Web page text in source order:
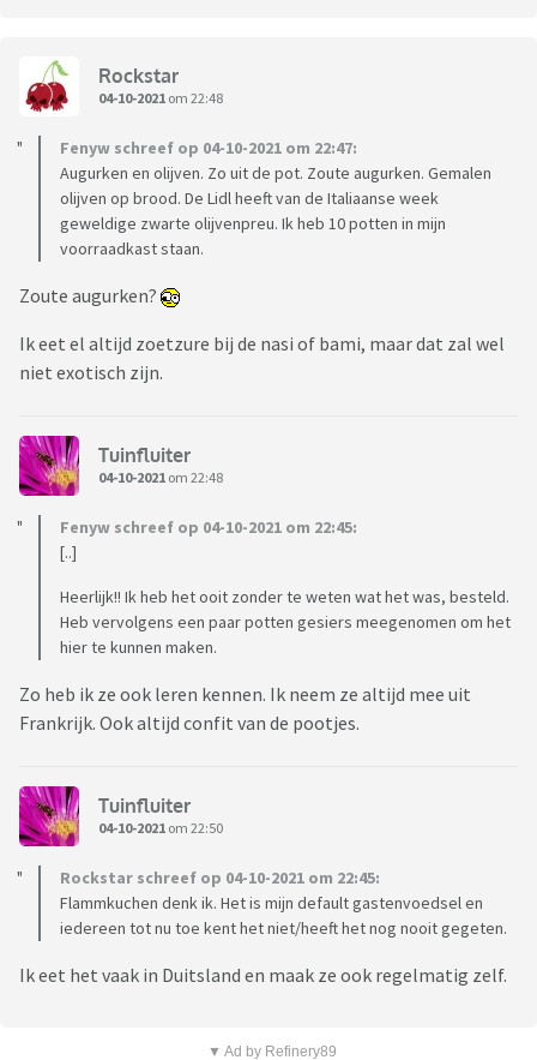
Rockstar
04-10-2021 om 22:48
Fenyw schreef op 04-10-2021 om 22:47:
Augurken en olijven. Zo uit de pot. Zoute augurken. Gemalen
olijven op brood. De Lidl heeft van de Italiaanse week
geweldige zwarte olijvenpreu. Ik heb 10 potten in mijn
voorraadkast staan.
Zoute augurken?
Ik eet el altijd zoetzure bij de nasi of bami, maar dat zal wel
niet exotisch zijn.
Tuinfluiter
04-10-2021 om 22:48
Fenyw schreef op 04-10-2021 om 22:45:
[..]
Heerlijk!! Ik heb het ooit zonder te weten wat het was, besteld.
Heb vervolgens een paar potten gesiers meegenomen om het
hier te kunnen maken.
Zo heb ik ze ook leren kennen. Ik neem ze altijd mee uit
Frankrijk. Ook altijd confit van de pootjes.
Tuinfluiter
04-10-2021 om 22:50
Rockstar schreef op 04-10-2021 om 22:45:
Flammkuchen denk ik. Het is mijn default gastenvoedsel en
iedereen tot nu toe kent het niet/heeft het nog nooit gegeten.
Ik eet het vaak in Duitsland en maak ze ook regelmatig zelf.
▼ Ad by Refinery89